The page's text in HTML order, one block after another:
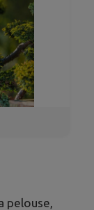
pelouse,